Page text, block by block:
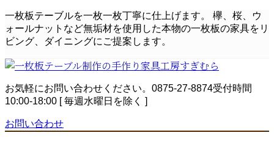
コ
ン
テ
ツ
ス
キ
ッ
プ
ナ
ビ
ゲ
シ
ン
に
移
動
一枚板テーブルを一枚一枚丁寧に仕上げます。 欅、桜、ウ
ォールナットなど無垢材を使用した本物の一枚板の家具をリ
ビング、ダイニングにご提案します。
お気軽にお問い合わせください。 0875-27-8874受付時間
10:00-18:00 [ 毎週水曜日を除く ]
お問い合わせ